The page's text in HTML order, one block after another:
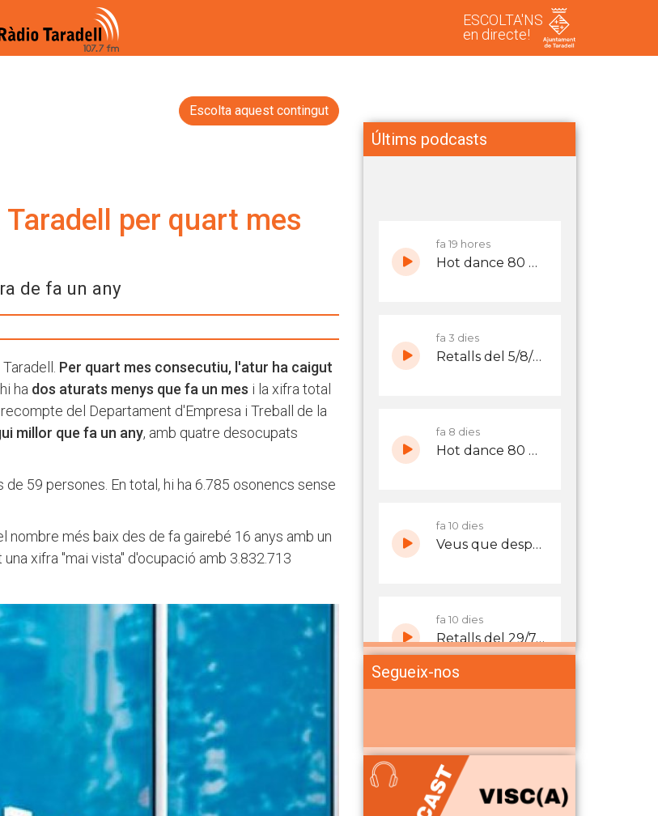
ESCOLTA'NS
en directe!
Escolta aquest contingut
per quart mes
de fa un any
Per quart mes consecutiu, l'atur ha caigut
ha dos aturats menys que fa un mes i la xifra total
del Departament d'Empresa i Treball de la
millor que fa un any, amb quatre desocupats
59 persones. En total, hi ha 6.785 osonencs sense
nombre més baix des de fa gairebé 16 anys amb un
xifra "mai vista" d'ocupació amb 3.832.713
Últims podcasts
Segueix-nos